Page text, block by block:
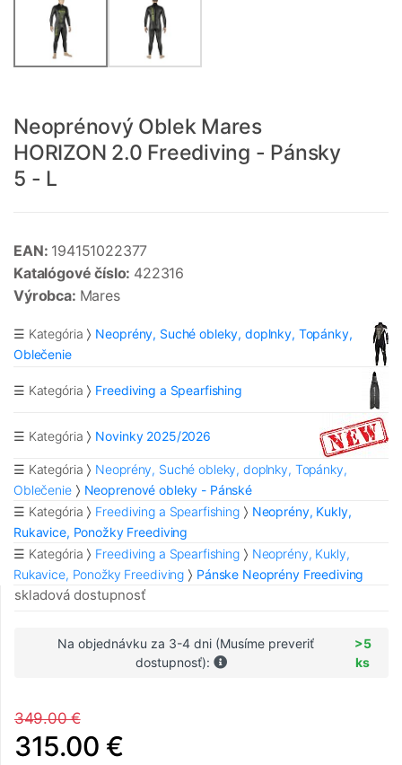
Neoprénový Oblek Mares
HORIZON 2.0 Freediving - Pánsky
5 - L
EAN: 194151022377
Katalógové číslo: 422316
Výrobca: Mares
☰ Kategória
Neoprény, Suché obleky, doplnky, Topánky,
Oblečenie
☰ Kategória Freediving a Spearfishing
☰ Kategória Novinky 2025/2026
☰ Kategória
Neoprény, Suché obleky, doplnky, Topánky,
Oblečenie
Neoprenové obleky - Pánské
☰ Kategória
Freediving a Spearfishing
Neoprény, Kukly,
Rukavice, Ponožky Freediving
☰ Kategória
Freediving a Spearfishing
Neoprény, Kukly,
Rukavice, Ponožky Freediving
Pánske Neoprény Freediving
skladová dostupnosť
Na objednávku za 3-4 dni (Musíme preveriť
dostupnosť):
>5
ks
349.00 €
315.00 €